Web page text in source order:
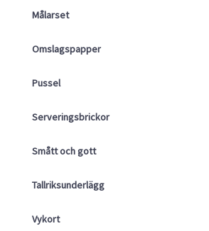
Målarset
Omslagspapper
Pussel
Serveringsbrickor
Smått och gott
Tallriksunderlägg
Vykort